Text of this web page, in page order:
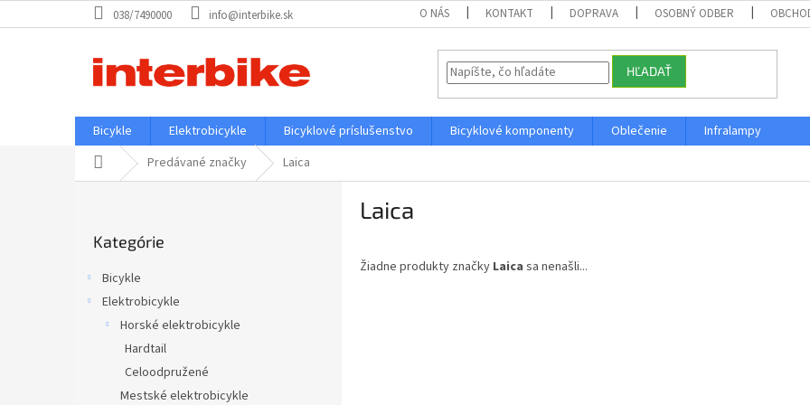
na
038/7490000 info@interbike.sk O NÁS KONTAKT DOPRAVA OSOBNÝ ODBER
HĽADAŤ
Bicykle Elektrobicykle Bicyklové príslušenstvo Bicyklové komponenty Oblečenie
Infralampy
DomovPredávané značky Laica
kategórie
Kategórie
Bicykle
Elektrobicykle
Horské elektrobicykle
Hardtail
Celoodpružené
Mestské elektrobicykle
Laica
Žiadne produkty značky Laica sa nenašli...